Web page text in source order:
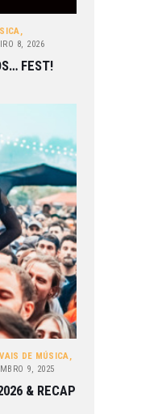
,
8, 2026
FEST!
DE MÚSICA,
9, 2025
& RECAP